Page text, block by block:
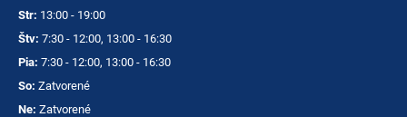
Str: 13:00 - 19:00
Štv: 7:30 - 12:00, 13:00 - 16:30
Pia: 7:30 - 12:00, 13:00 - 16:30
So: Zatvorené
Ne: Zatvorené